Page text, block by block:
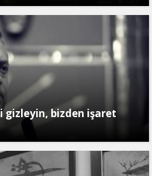
gizleyin, bizden işaret